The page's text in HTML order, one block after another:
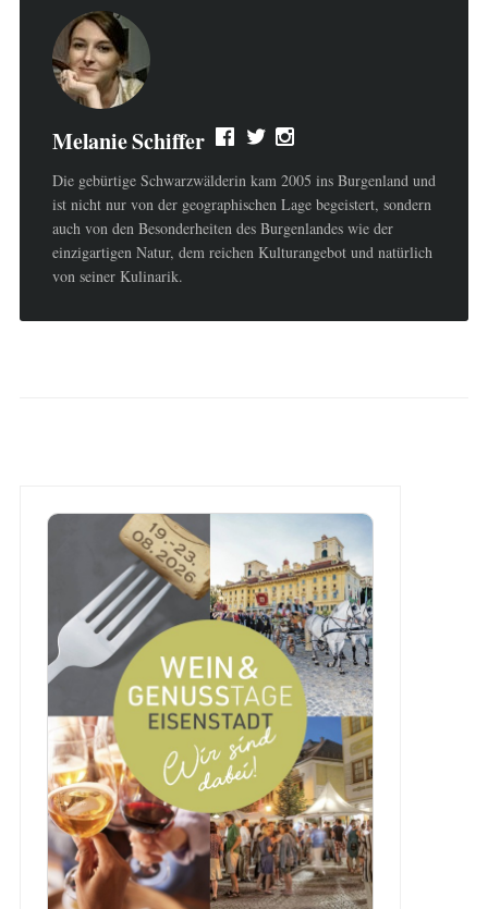
Melanie Schiffer
Die gebürtige Schwarzwälderin kam 2005 ins Burgenland und
ist nicht nur von der geographischen Lage begeistert, sondern
auch von den Besonderheiten des Burgenlandes wie der
einzigartigen Natur, dem reichen Kulturangebot und natürlich
von seiner Kulinarik.